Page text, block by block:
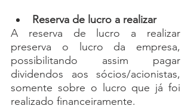
Reserva de lucro a realizar
A reserva de lucro a realizar
preserva o lucro da empresa,
possibilitando assim pagar
dividendos aos sócios/acionistas,
somente sobre o lucro que já foi
realizado financeiramente.